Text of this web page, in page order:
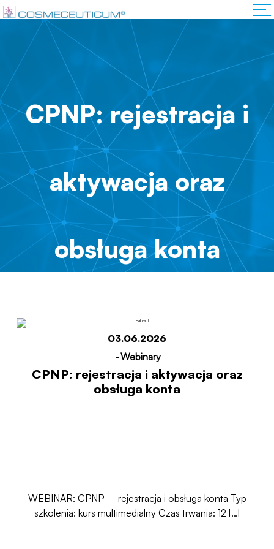
CPNP: rejestracja i
aktywacja oraz
obsługa konta
03.06.2026
-Webinary
CPNP: rejestracja i aktywacja oraz
obsługa konta
WEBINAR: CPNP – rejestracja i obsługa konta Typ
szkolenia: kurs multimedialny Czas trwania: 12 […]